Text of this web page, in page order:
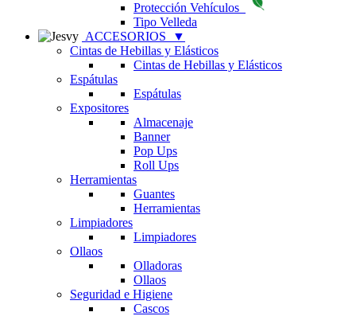
Protección Vehículos
Tipo Velleda
ACCESORIOS
▼
Cintas de Hebillas y Elásticos
Cintas de Hebillas y Elásticos
Espátulas
Espátulas
Expositores
Almacenaje
Banner
Pop Ups
Roll Ups
Herramientas
Guantes
Herramientas
Limpiadores
Limpiadores
Ollaos
Olladoras
Ollaos
Seguridad e Higiene
Cascos